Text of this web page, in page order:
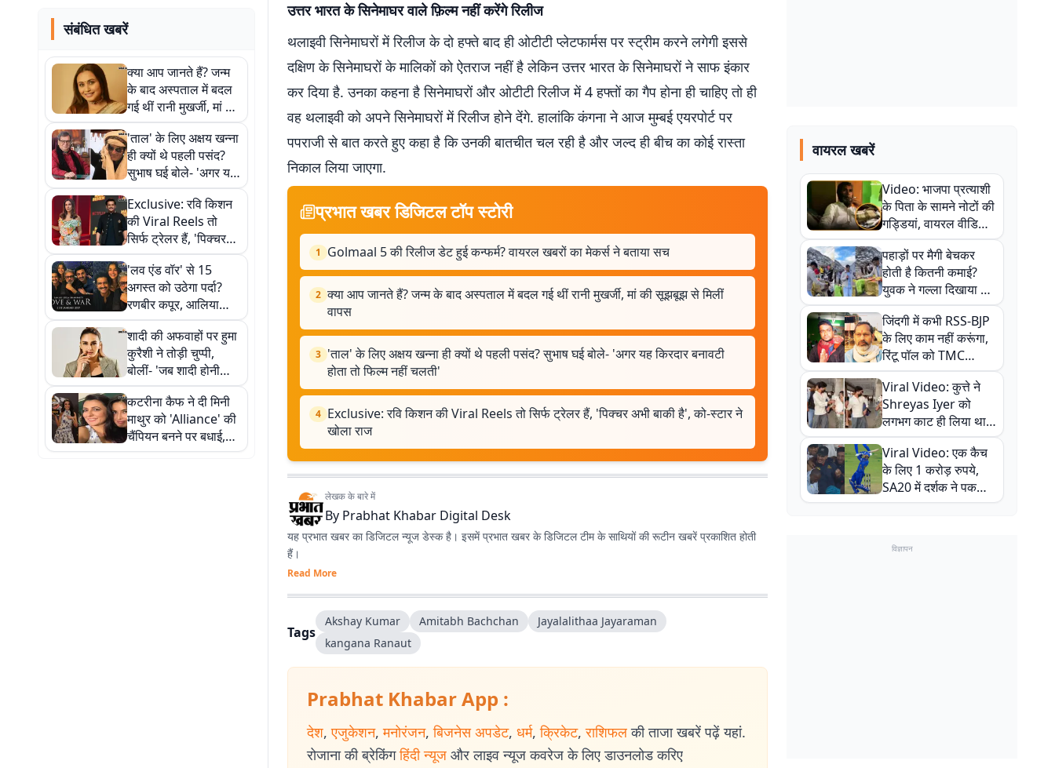
संबंधित खबरें
क्या आप जानते हैं? जन्म
के बाद अस्पताल में बदल
गई थीं रानी मुखर्जी, मां की
सूझबूझ से मिलीं वापस
'ताल' के लिए अक्षय खन्ना
ही क्यों थे पहली पसंद?
सुभाष घई बोले- 'अगर यह
किरदार बनावटी होता तो
फिल्म नहीं चलती'
Exclusive: रवि किशन
की Viral Reels तो
सिर्फ ट्रेलर हैं, 'पिक्चर
अभी बाकी है', को-स्टार ने
खोला राज
'लव एंड वॉर' से 15
अगस्त को उठेगा पर्दा?
रणबीर कपूर, आलिया
भट्ट और विक्की कौशल
का फर्स्ट लुक आने की
चर्चा तेज
शादी की अफवाहों पर हुमा
कुरैशी ने तोड़ी चुप्पी,
बोलीं- 'जब शादी होनी
होगी तब हो जाएगी, अभी
मेरे पास बहुत काम है'
कटरीना कैफ ने दी मिनी
माथुर को 'Alliance' की
चैंपियन बनने पर बधाई,
एली गोनी को पछाड़ पाई
उत्तर भारत के सिनेमाघर वाले फ़िल्म नहीं करेंगे रिलीज
थलाइवी सिनेमाघरों में रिलीज के दो हफ्ते बाद ही ओटीटी प्लेटफार्मस पर स्ट्रीम करने लगेगी इससे
दक्षिण के सिनेमाघरों के मालिकों को ऐतराज नहीं है लेकिन उत्तर भारत के सिनेमाघरों ने साफ इंकार
कर दिया है. उनका कहना है सिनेमाघरों और ओटीटी रिलीज में 4 हफ्तों का गैप होना ही चाहिए तो ही
वह थलाइवी को अपने सिनेमाघरों में रिलीज होने देंगे. हालांकि कंगना ने आज मुम्बई एयरपोर्ट पर
पपराजी से बात करते हुए कहा है कि उनकी बातचीत चल रही है और जल्द ही बीच का कोई रास्ता
निकाल लिया जाएगा.
प्रभात खबर डिजिटल टॉप स्टोरी
1 Golmaal 5 की रिलीज डेट हुई कन्फर्म? वायरल खबरों का मेकर्स ने बताया सच
2 क्या आप जानते हैं? जन्म के बाद अस्पताल में बदल गई थीं रानी मुखर्जी, मां की सूझबूझ से मिलीं
वापस
3 'ताल' के लिए अक्षय खन्ना ही क्यों थे पहली पसंद? सुभाष घई बोले- 'अगर यह किरदार बनावटी
होता तो फिल्म नहीं चलती'
4 Exclusive: रवि किशन की Viral Reels तो सिर्फ ट्रेलर हैं, 'पिक्चर अभी बाकी है', को-स्टार ने
खोला राज
लेखक के बारे में
By Prabhat Khabar Digital Desk
यह प्रभात खबर का डिजिटल न्यूज डेस्क है। इसमें प्रभात खबर के डिजिटल टीम के साथियों की रूटीन खबरें प्रकाशित होती
हैं।
Read More
Tags
Akshay Kumar Amitabh Bachchan
Jayalalithaa Jayaraman
kangana Ranaut
Prabhat Khabar App :
देश, एजुकेशन, मनोरंजन, बिजनेस अपडेट, धर्म, क्रिकेट, राशिफल की ताजा खबरें पढ़ें यहां.
रोजाना की ब्रेकिंग हिंदी न्यूज और लाइव न्यूज कवरेज के लिए डाउनलोड करिए
वायरल खबरें
Video: भाजपा प्रत्याशी
के पिता के सामने नोटों की
गड्डियां, वायरल वीडियो
से राजनीति में उबाल,
अजित महतो बोले- TMC
की गंदी चाल
पहाड़ों पर मैगी बेचकर
होती है कितनी कमाई?
युवक ने गल्ला दिखाया तो
नौकरी वालों के खड़े हो गए
कान
जिंदगी में कभी RSS-BJP
के लिए काम नहीं करूंगा,
रिंटू पॉल को TMC
ऑफिस में ले जाकर पीटा,
Video वायरल
Viral Video: कुत्ते ने
Shreyas Iyer को
लगभग काट ही लिया था,
न्यूजीलैंड सीरीज से पहले
बाल-बाल बचे
Viral Video: एक कैच
के लिए 1 करोड़ रुपये,
SA20 में दर्शक ने पकड़ा
एक हाथ से गजब का कैच
विज्ञापन